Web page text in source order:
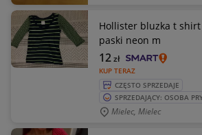
Hollister bluzka t
paski neon m
KUP TERAZ
12zł
CZĘSTO SPRZEDAJE
SPRZEDAJĄCY: OSOBA
Mielec, Mielec